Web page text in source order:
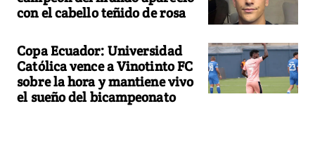
con el cabello teñido de rosa
Copa Ecuador: Universidad
Católica vence a Vinotinto FC
sobre la hora y mantiene vivo
el sueño del bicampeonato